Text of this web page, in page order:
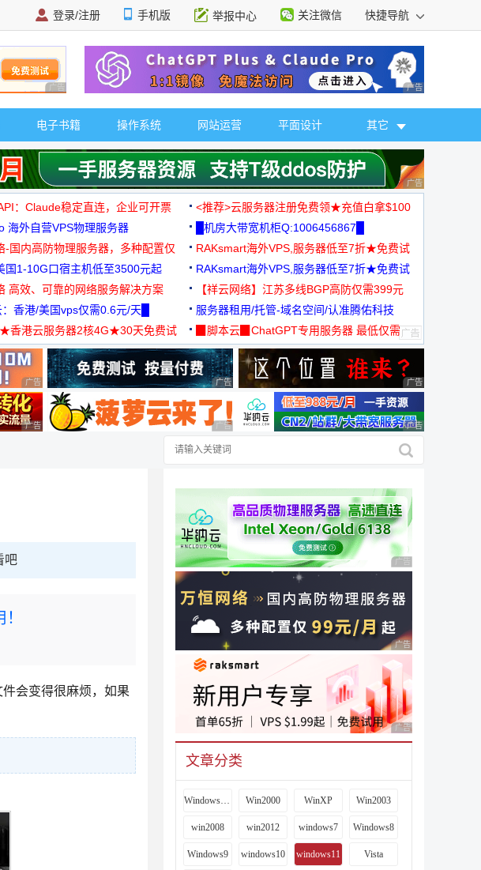
登录/注册 手机版 举报中心 关注微信 快捷导航
广告 商业广告，理性选择 广告 商业广告，理
电子书籍 操作系统 网站运营 平面设计 其它
广告 商业广告，理
：Claude稳定直连，企业可开票
<推荐>云服务器注册免费领★充值白拿$100
海外自营VPS物理服务器
█机房大带宽机柜Q:1006456867█
-国内高防物理服务器，多种配置仅
RAKsmart海外VPS,服务器低至7折★免费试
用★
国1-10G口宿主机低至3500元起
RAKsmart海外VPS,服务器低至7折★免费试
用★
高效、可靠的网络服务解决方案
【祥云网络】江苏多线BGP高防仅需399元
：香港/美国vps仅需0.6元/天█
服务器租用/托管-域名空间/认准腾佑科技
香港云服务器2核4G★30天免费试
▉脚本云▉ChatGPT专用服务器 最低仅需
19元/月
广告 商业广告，理性选择 广告 商业广告，理性选择 广告 商业广告，理
广告 商业广告，理性选择 广告 商业广告，理性选择 广告 商业广告，理
吧
会变得很麻烦，如果
广告 商业广告，理性
广告 商业广告，理性
广告 商业广告，理性
文章分类
Windows 9x Win2000 WinXP Win2003
win2008 win2012 windows7 Windows8
Windows9 windows10 windows11 Vista